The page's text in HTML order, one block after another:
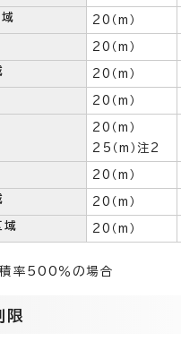
20（m）
20（m）
20（m）
20（m）
20（m）
25（m）注2
20（m）
20（m）
域 20（m）
積率500％の場合
限